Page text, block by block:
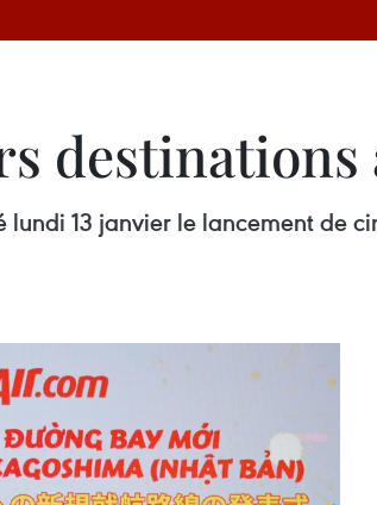
destinations
13 janvier le lancement de